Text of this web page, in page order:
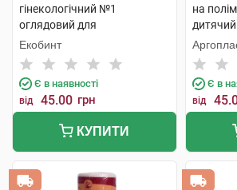
гінекологічний №1
оглядовий для
одноразового використання
1 шт
Екобинт
Є в наявності
від 45.00 грн
КУПИТИ
на
Є в
від